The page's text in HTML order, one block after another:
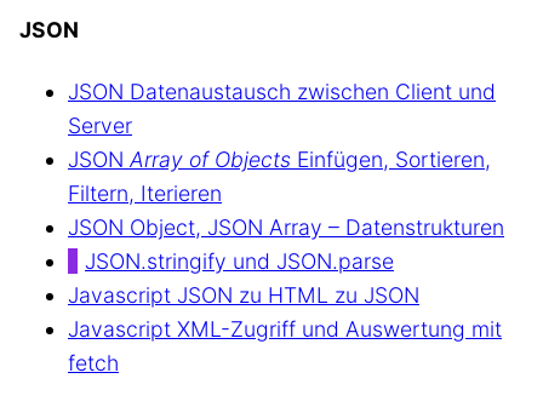
JSON
JSON Datenaustausch zwischen Client und
Server
JSON Array of Objects Einfügen, Sortieren,
Filtern, Iterieren
JSON Object, JSON Array – Datenstrukturen
JSON.stringify und JSON.parse
Javascript JSON zu HTML zu JSON
Javascript XML-Zugriff und Auswertung mit
fetch